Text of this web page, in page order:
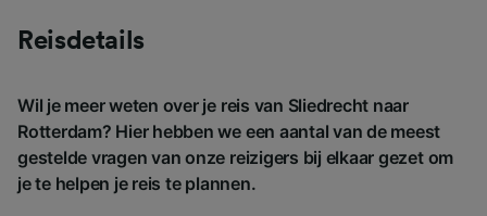
Reisdetails
Wil je meer weten over je reis van Sliedrecht naar
Rotterdam? Hier hebben we een aantal van de meest
gestelde vragen van onze reizigers bij elkaar gezet om
je te helpen je reis te plannen.